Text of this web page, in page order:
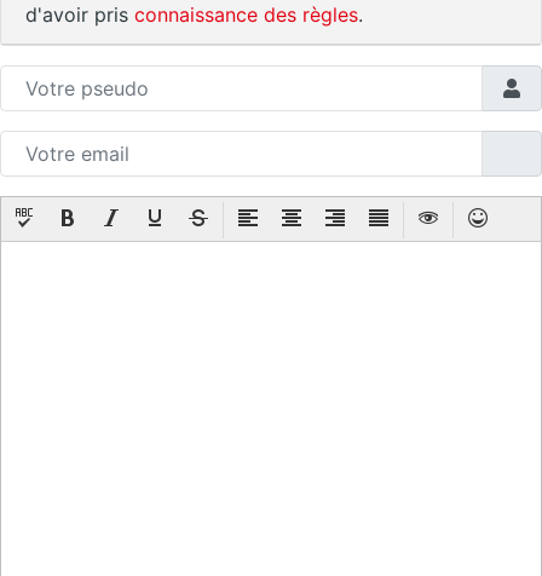
d'avoir pris connaissance des règles.